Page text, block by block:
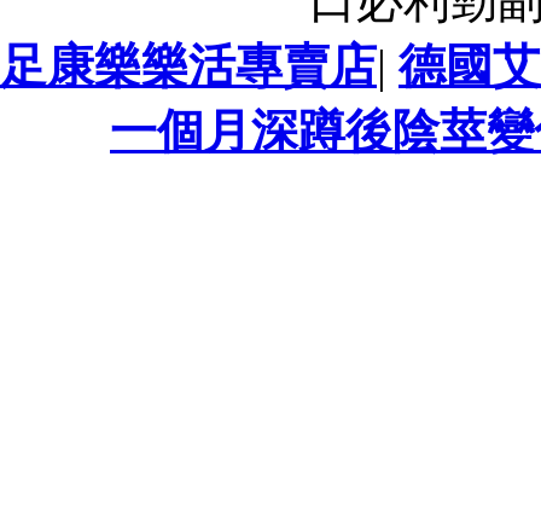
足康樂樂活專賣店|德國
一個月深蹲後陰莖